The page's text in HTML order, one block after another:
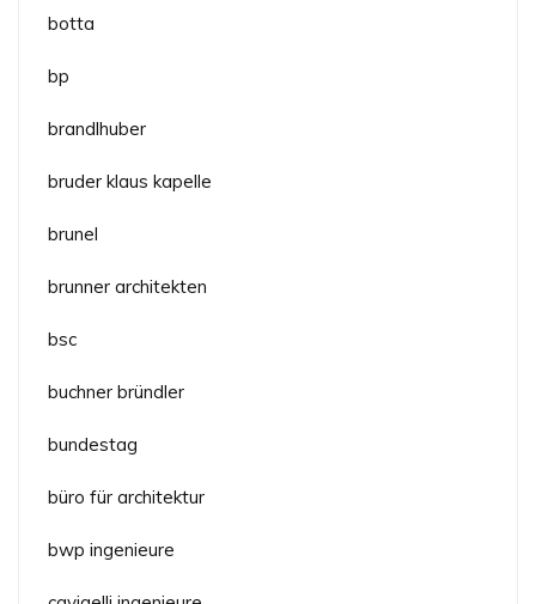
botta
bp
brandlhuber
bruder klaus kapelle
brunel
brunner architekten
bsc
buchner bründler
bundestag
büro für architektur
bwp ingenieure